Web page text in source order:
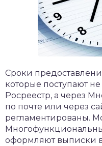
Сроки
которые поступают
Росреестр, а через
по почте или через
регламентированы.
оформляют выписки